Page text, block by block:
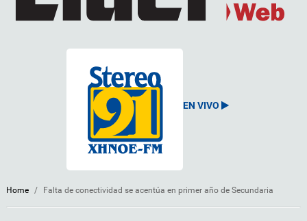
EN VIVO
Home / Falta de conectividad se acentúa en primer año de Secundaria